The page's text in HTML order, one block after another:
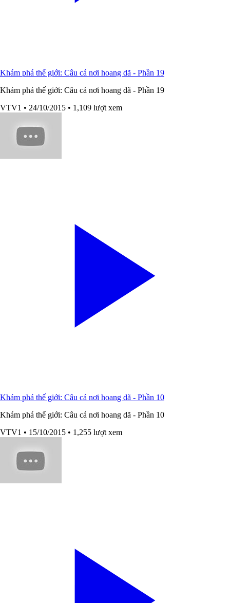
Khám phá thế giới: Câu cá nơi hoang dã - Phần 19
Khám phá thế giới: Câu cá nơi hoang dã - Phần 19
VTV1 • 24/10/2015 • 1,109 lượt xem
Khám phá thế giới: Câu cá nơi hoang dã - Phần 10
Khám phá thế giới: Câu cá nơi hoang dã - Phần 10
VTV1 • 15/10/2015 • 1,255 lượt xem